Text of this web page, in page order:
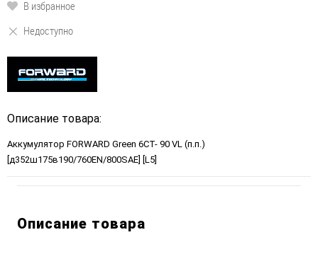
В избранное
Недоступно
Описание товара:
Аккумулятор FORWARD Green 6СТ- 90 VL (п.п.)
[д352ш175в190/760EN/800SAE] [L5]
Описание товара